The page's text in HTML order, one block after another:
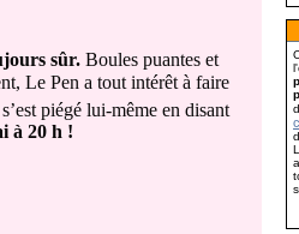
sûr.Boules puantes et
Le Pen a tout intérêt à faire
piégé lui-même en disant
à 20 h !